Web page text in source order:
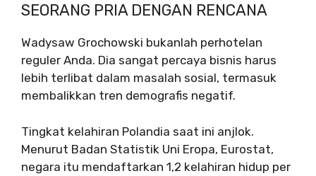
SEORANG PRIA DENGAN RENCANA
Wadysaw Grochowski bukanlah perhotelan
reguler Anda. Dia sangat percaya bisnis harus
lebih terlibat dalam masalah sosial, termasuk
membalikkan tren demografis negatif.
Tingkat kelahiran Polandia saat ini anjlok.
Menurut Badan Statistik Uni Eropa, Eurostat,
negara itu mendaftarkan 1,2 kelahiran hidup per